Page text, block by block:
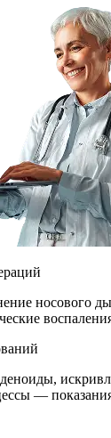
носового
—